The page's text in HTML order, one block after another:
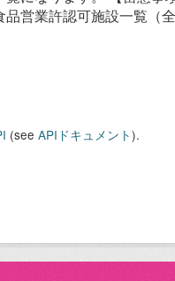
営業許認可施設一覧（
(see APIドキュメント).